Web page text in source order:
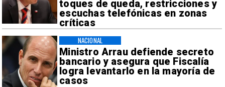
toques de queda, restricciones y
escuchas telefónicas en zonas
críticas
Ministro Arrau defiende secreto
bancario y asegura que Fiscalía
logra levantarlo en la mayoría de
casos
NACIONAL